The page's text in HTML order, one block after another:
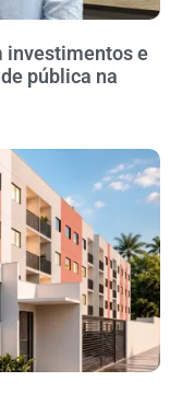
investimentos e
pública na